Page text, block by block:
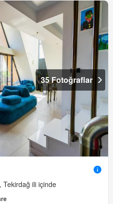
35 Fotoğraflar
Tekirdağ ili içinde